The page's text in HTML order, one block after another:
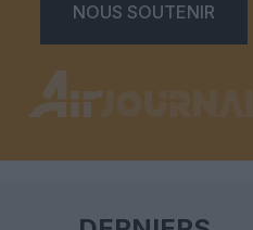
NOUS SOUTENIR